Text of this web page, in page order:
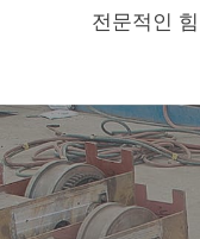
전문적인 힘